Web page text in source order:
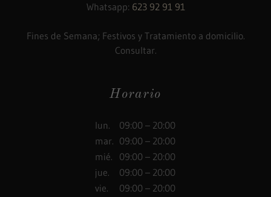
Whatsapp: 623 92 91 91
Fines de Semana; Festivos y Tratamiento a domicilio.
Horario
lun.
09:00 – 20:00
mar. 09:00 – 20:00
mié.
09:00 – 20:00
jue.
09:00 – 20:00
vie.
09:00 – 20:00